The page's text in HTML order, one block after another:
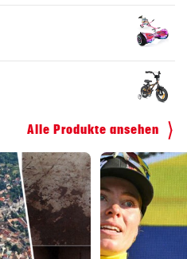
Alle Produkte ansehen